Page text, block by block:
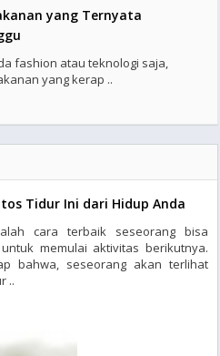
yang Ternyata
fashion atau teknologi saja,
yang kerap ..
Tidur Ini dari Hidup Anda
cara terbaik seseorang bisa
memulai aktivitas berikutnya.
bahwa, seseorang akan terlihat
..